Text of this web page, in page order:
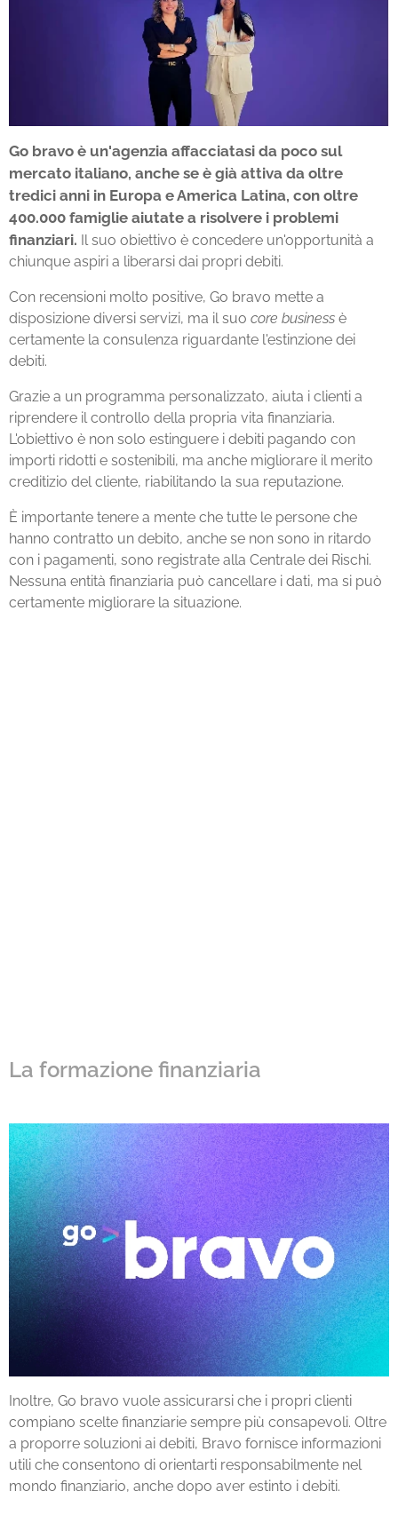
Go bravo è un'agenzia affacciatasi da poco sul
mercato italiano, anche se è già attiva da oltre
tredici anni in Europa e America Latina, con oltre
400.000 famiglie aiutate a risolvere i problemi
finanziari. Il suo obiettivo è concedere un'opportunità a
chiunque aspiri a liberarsi dai propri debiti.
Con recensioni molto positive, Go bravo mette a
disposizione diversi servizi, ma il suo core business è
certamente la consulenza riguardante l'estinzione dei
debiti.
Grazie a un programma personalizzato, aiuta i clienti a
riprendere il controllo della propria vita finanziaria.
L'obiettivo è non solo estinguere i debiti pagando con
importi ridotti e sostenibili, ma anche migliorare il merito
creditizio del cliente, riabilitando la sua reputazione.
È importante tenere a mente che tutte le persone che
hanno contratto un debito, anche se non sono in ritardo
con i pagamenti, sono registrate alla Centrale dei Rischi.
Nessuna entità finanziaria può cancellare i dati, ma si può
certamente migliorare la situazione.
La formazione finanziaria
Inoltre, Go bravo vuole assicurarsi che i propri clienti
compiano scelte finanziarie sempre più consapevoli. Oltre
a proporre soluzioni ai debiti, Bravo fornisce informazioni
utili che consentono di orientarti responsabilmente nel
mondo finanziario, anche dopo aver estinto i debiti.